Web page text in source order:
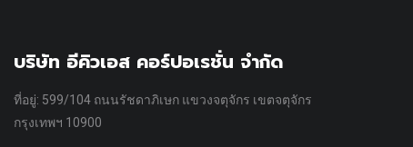
บริษัท อีคิวเอส คอร์ปอเรชั่น จำกัด
ที่อยู่: 599/104 ถนนรัชดาภิเษก แขวงจตุจักร เขตจตุจักร
กรุงเทพฯ 10900